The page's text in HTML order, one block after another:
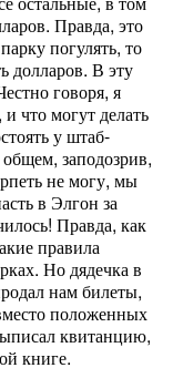
Правда, это
погулять, то
долларов. В эту
говоря, я
что могут делать
у штаб-
заподозрив,
не могу, мы
в Элгон за
Правда, как
правила
Но дядечка в
нам билеты,
положенных
квитанцию,
книге.